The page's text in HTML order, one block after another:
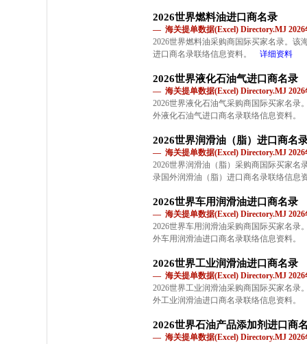
2026世界燃料油进口商名录
— 海关提单数据(Excel) Directory.MJ 2026
2026世界燃料油采购商国际买家名录。该
进口商名录联络信息资料。
详细资料
2026世界液化石油气进口商名录
— 海关提单数据(Excel) Directory.MJ 2026
2026世界液化石油气采购商国际买家名录
外液化石油气进口商名录联络信息资料。
2026世界润滑油（脂）进口商名
— 海关提单数据(Excel) Directory.MJ 2026
2026世界润滑油（脂）采购商国际买家名
录国外润滑油（脂）进口商名录联络信息
2026世界车用润滑油进口商名录
— 海关提单数据(Excel) Directory.MJ 2026
2026世界车用润滑油采购商国际买家名录
外车用润滑油进口商名录联络信息资料。
2026世界工业润滑油进口商名录
— 海关提单数据(Excel) Directory.MJ 2026
2026世界工业润滑油采购商国际买家名录
外工业润滑油进口商名录联络信息资料。
2026世界石油产品添加剂进口商
— 海关提单数据(Excel) Directory.MJ 2026